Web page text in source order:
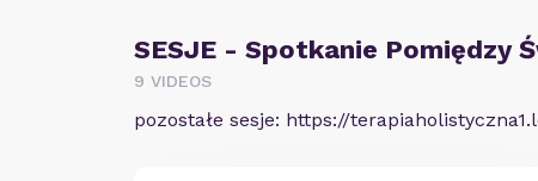
SESJE - Spotkanie Pomiędzy
9 VIDEOS
pozostałe sesje: https://